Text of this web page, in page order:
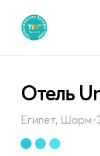
Отель
Египет,